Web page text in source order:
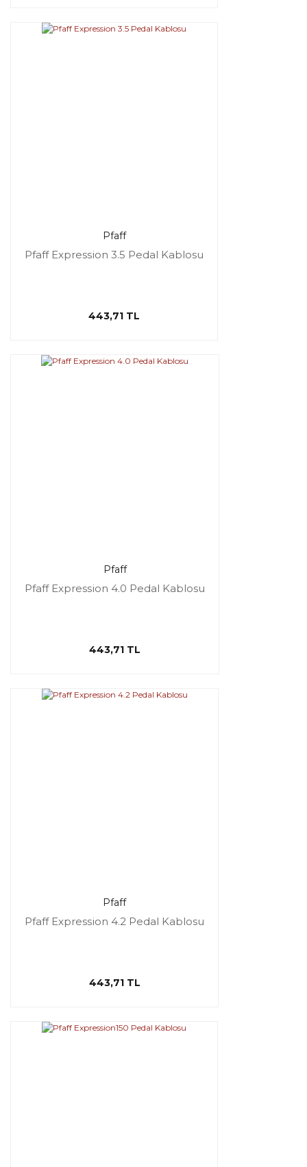
Pfaff
Pfaff Expression 3.5 Pedal Kablosu
443,71 TL
Pfaff
Pfaff Expression 4.0 Pedal Kablosu
443,71 TL
Pfaff
Pfaff Expression 4.2 Pedal Kablosu
443,71 TL